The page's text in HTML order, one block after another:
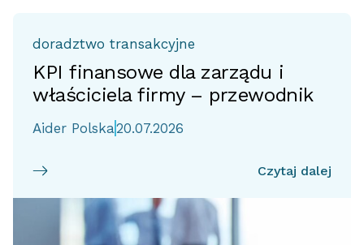
doradztwo transakcyjne
KPI finansowe dla zarządu i
właściciela firmy – przewodnik
Aider Polska20.07.2026
Czytaj dalej